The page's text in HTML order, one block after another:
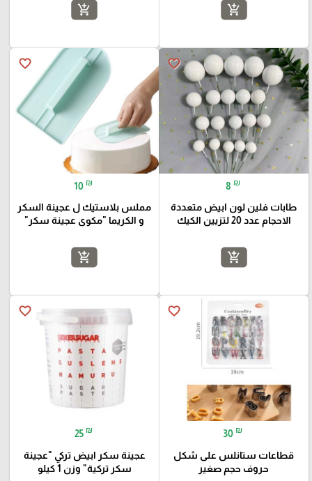
add_shopping_cart
add_shopping_cart
favorite_border
8 ₪
طابات فلين لون ابيض متعددة
الاحجام عدد 20 لتزيين الكيك
add_shopping_cart
favorite_border
10 ₪
مملس بلاستيك ل عجينة السكر
و الكريما "مكوى عجينة سكر"
add_shopping_cart
favorite_border
30 ₪
قطاعات ستانلس على شكل
حروف حجم صغير
favorite_border
25 ₪
عجينة سكر ابيض تركي "عجينة
سكر تركية" وزن 1 كيلو